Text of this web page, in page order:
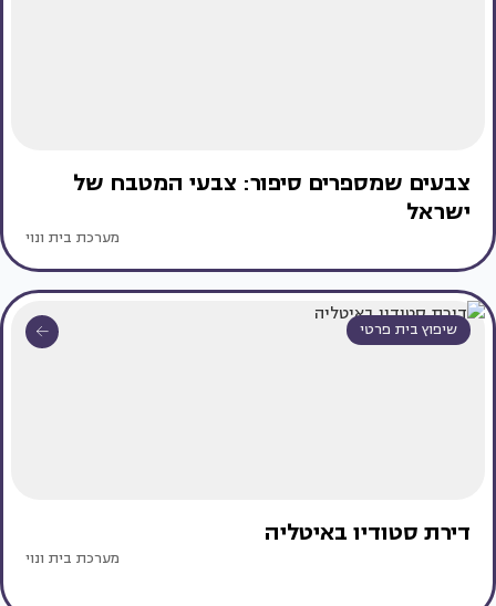
צבעים שמספרים סיפור: צבעי המטבח של
ישראל
מערכת בית ונוי
שיפוץ בית פרטי
דירת סטודיו באיטליה
מערכת בית ונוי